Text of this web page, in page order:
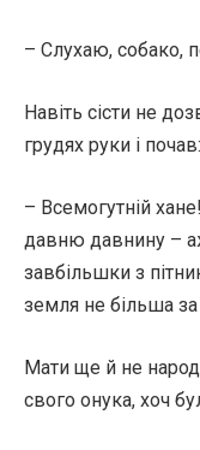
– Слухаю, собако,
Навіть сісти не
грудях руки і почав:
– Всемогутній
давню давнину –
завбільшки з
земля не більша
Мати ще й не
свого онука, хоч